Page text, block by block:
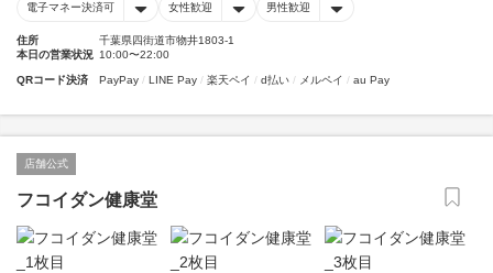
電子マネー決済可 女性歓迎 男性歓迎
住所
千葉県四街道市物井1803-1
本日の営業状況 10:00〜22:00
QRコード決済 PayPay LINE Pay 楽天ペイ d払い メルペイ au Pay
店舗公式
フコイダン健康堂